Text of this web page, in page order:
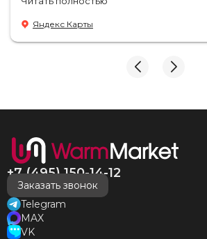
цену. Всегда на связи, на все
Доставка на удобный день,
замечаний, только бесконечное
взаимодействия с ней. Вот это я
И надеюсь наши чудесные
Яндекс Карты
+7 (495) 150-14-12
Заказать звонок
Telegram
MAX
VK